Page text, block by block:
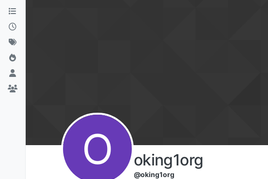
Aller directement au contenu
O oking1org
@oking1org